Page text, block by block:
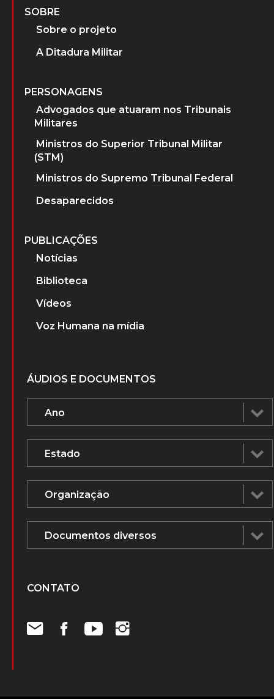
SOBRE
Sobre o projeto
A Ditadura Militar
PERSONAGENS
Advogados que atuaram nos Tribunais
Militares
Ministros do Superior Tribunal Militar
(STM)
Ministros do Supremo Tribunal Federal
Desaparecidos
PUBLICAÇÕES
Notícias
Biblioteca
Vídeos
Voz Humana na mídia
ÁUDIOS E DOCUMENTOS
CONTATO